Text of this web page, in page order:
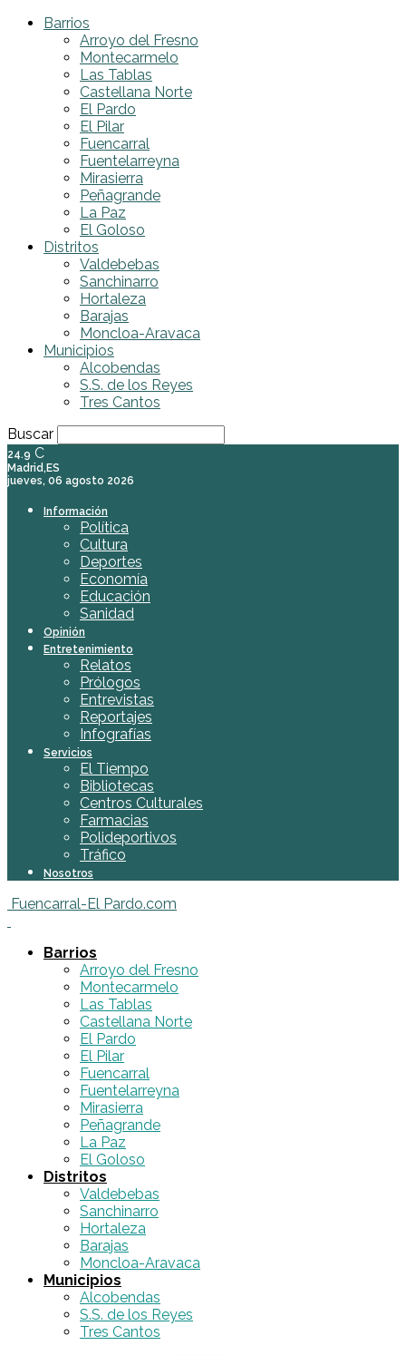
Barrios
Arroyo del Fresno
Montecarmelo
Las Tablas
Castellana Norte
El Pardo
El Pilar
Fuencarral
Fuentelarreyna
Mirasierra
Peñagrande
La Paz
El Goloso
Distritos
Valdebebas
Sanchinarro
Hortaleza
Barajas
Moncloa-Aravaca
Municipios
Alcobendas
S.S. de los Reyes
Tres Cantos
Buscar
24.9 C
Madrid,ES
jueves, 06 agosto 2026
Información
Política
Cultura
Deportes
Economía
Educación
Sanidad
Opinión
Entretenimiento
Relatos
Prólogos
Entrevistas
Reportajes
Infografías
Servicios
El Tiempo
Bibliotecas
Centros Culturales
Farmacias
Polideportivos
Tráfico
Nosotros
Fuencarral-El Pardo.com
Barrios
Arroyo del Fresno
Montecarmelo
Las Tablas
Castellana Norte
El Pardo
El Pilar
Fuencarral
Fuentelarreyna
Mirasierra
Peñagrande
La Paz
El Goloso
Distritos
Valdebebas
Sanchinarro
Hortaleza
Barajas
Moncloa-Aravaca
Municipios
Alcobendas
S.S. de los Reyes
Tres Cantos